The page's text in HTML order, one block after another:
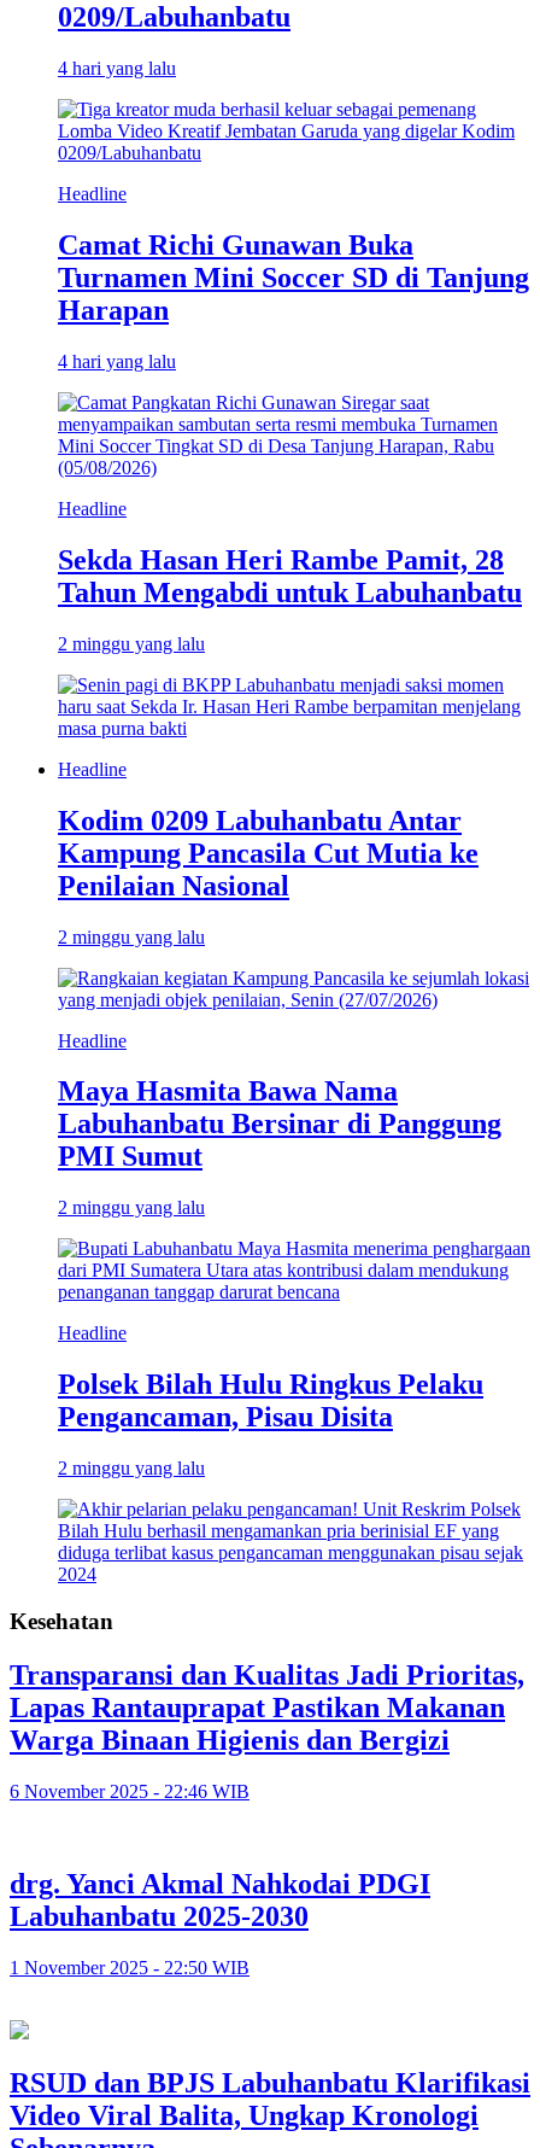
0209/Labuhanbatu
4 hari yang lalu
Headline
Camat Richi Gunawan Buka
Turnamen Mini Soccer SD di Tanjung
Harapan
4 hari yang lalu
Headline
Sekda Hasan Heri Rambe Pamit, 28
Tahun Mengabdi untuk Labuhanbatu
2 minggu yang lalu
Headline
Kodim 0209 Labuhanbatu Antar
Kampung Pancasila Cut Mutia ke
Penilaian Nasional
2 minggu yang lalu
Headline
Maya Hasmita Bawa Nama
Labuhanbatu Bersinar di Panggung
PMI Sumut
2 minggu yang lalu
Headline
Polsek Bilah Hulu Ringkus Pelaku
Pengancaman, Pisau Disita
2 minggu yang lalu
Kesehatan
Transparansi dan Kualitas Jadi Prioritas,
Lapas Rantauprapat Pastikan Makanan
Warga Binaan Higienis dan Bergizi
6 November 2025 - 22:46 WIB
drg. Yanci Akmal Nahkodai PDGI
Labuhanbatu 2025-2030
1 November 2025 - 22:50 WIB
RSUD dan BPJS Labuhanbatu Klarifikasi
Video Viral Balita, Ungkap Kronologi